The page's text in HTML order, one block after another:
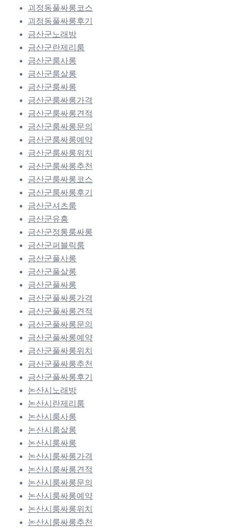
괴정동풀싸롱코스
괴정동풀싸롱후기
금산군노래방
금산군란제리룸
금산군룸사롱
금산군룸살롱
금산군룸싸롱
금산군룸싸롱가격
금산군룸싸롱견적
금산군룸싸롱문의
금산군룸싸롱예약
금산군룸싸롱위치
금산군룸싸롱추천
금산군룸싸롱코스
금산군룸싸롱후기
금산군셔츠룸
금산군유흥
금산군정통룸싸롱
금산군퍼블릭룸
금산군풀사롱
금산군풀살롱
금산군풀싸롱
금산군풀싸롱가격
금산군풀싸롱견적
금산군풀싸롱문의
금산군풀싸롱예약
금산군풀싸롱위치
금산군풀싸롱추천
금산군풀싸롱후기
논산시노래방
논산시란제리룸
논산시룸사롱
논산시룸살롱
논산시룸싸롱
논산시룸싸롱가격
논산시룸싸롱견적
논산시룸싸롱문의
논산시룸싸롱예약
논산시룸싸롱위치
논산시룸싸롱추천